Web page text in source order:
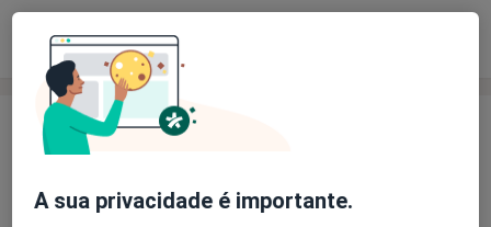
Experiência Preços
Experiência
Principais doenças tratadas
Anormalidades Da Pele Alopecia
A sua privacidade é importante.